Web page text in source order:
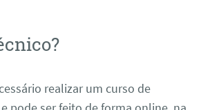
realizar um curso de